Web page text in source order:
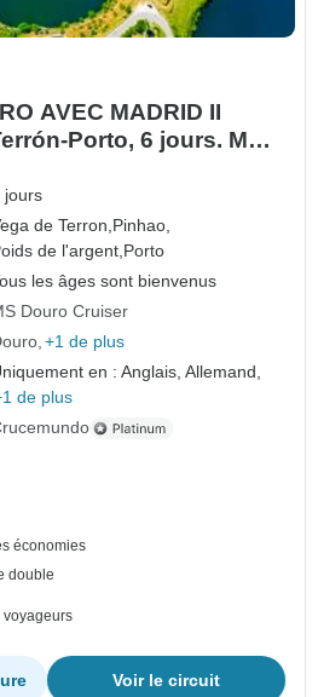
AVEC MADRID II
Porto, 6 jours. MS
jours
de Terron, Pinhao,
de l'argent, Porto
les âges sont bienvenus
Douro Cruiser
+1 de plus
en : Anglais, Allemand,
de plus
économies
double
voyageurs
Voir le circuit